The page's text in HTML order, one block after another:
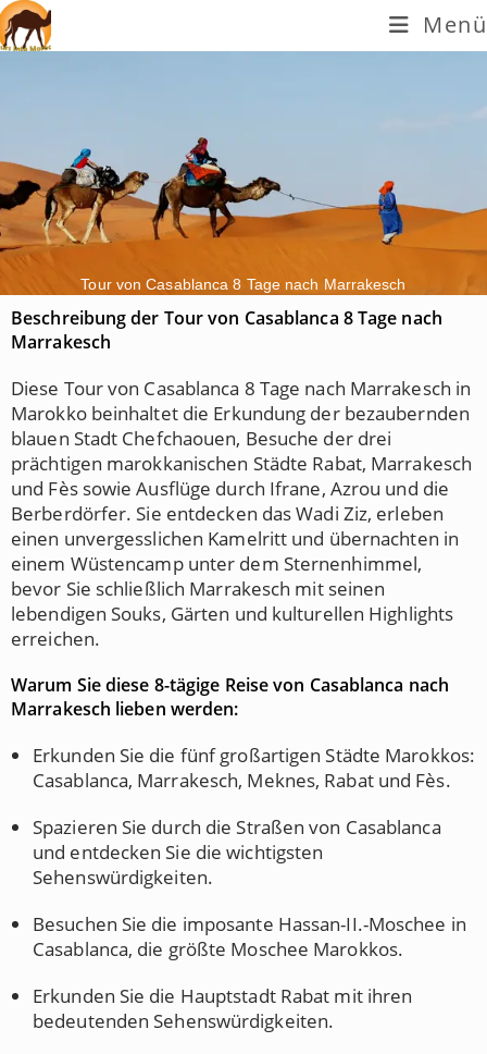
Menü
Tour von Casablanca 8 Tage nach Marrakesch
Beschreibung der Tour von Casablanca 8 Tage nach
Marrakesch
Diese Tour von Casablanca 8 Tage nach Marrakesch in
Marokko beinhaltet die Erkundung der bezaubernden
blauen Stadt Chefchaouen, Besuche der drei
prächtigen marokkanischen Städte Rabat, Marrakesch
und Fès sowie Ausflüge durch Ifrane, Azrou und die
Berberdörfer. Sie entdecken das Wadi Ziz, erleben
einen unvergesslichen Kamelritt und übernachten in
einem Wüstencamp unter dem Sternenhimmel,
bevor Sie schließlich Marrakesch mit seinen
lebendigen Souks, Gärten und kulturellen Highlights
erreichen.
Warum Sie diese 8-tägige Reise von Casablanca nach
Marrakesch lieben werden:
Erkunden Sie die fünf großartigen Städte Marokkos:
Casablanca, Marrakesch, Meknes, Rabat und Fès.
Spazieren Sie durch die Straßen von Casablanca
und entdecken Sie die wichtigsten
Sehenswürdigkeiten.
Besuchen Sie die imposante Hassan-II.-Moschee in
Casablanca, die größte Moschee Marokkos.
Erkunden Sie die Hauptstadt Rabat mit ihren
bedeutenden Sehenswürdigkeiten.